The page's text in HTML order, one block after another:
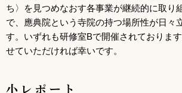
ち〉を見つめなおす各事業が継続的に取り
で、應典院という寺院の持つ場所性が日々
す。いずれも研修室Bで開催されておりま
せていただければ幸いです。
小レポート